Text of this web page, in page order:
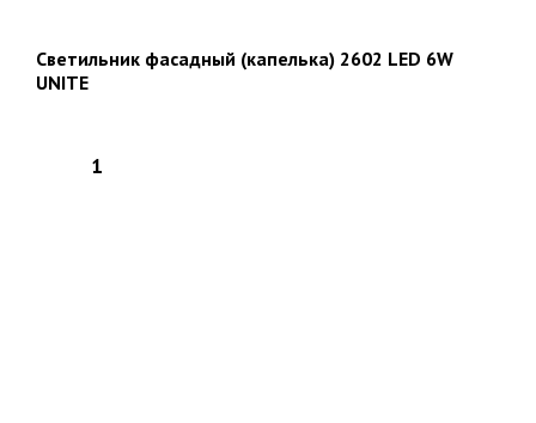
Светильник фасадный (капелька) 2602 LED 6W
UNITE